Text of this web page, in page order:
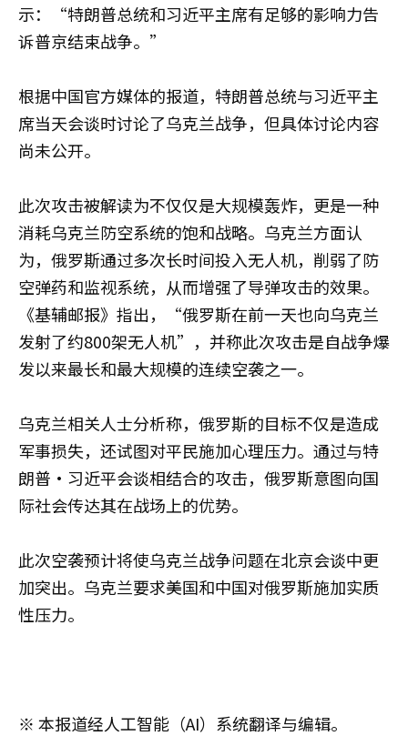
示：“特朗普总统和习近平主席有足够的影响力告
诉普京结束战争。”
根据中国官方媒体的报道，特朗普总统与习近平主
席当天会谈时讨论了乌克兰战争，但具体讨论内容
尚未公开。
此次攻击被解读为不仅仅是大规模轰炸，更是一种
消耗乌克兰防空系统的饱和战略。乌克兰方面认
为，俄罗斯通过多次长时间投入无人机，削弱了防
空弹药和监视系统，从而增强了导弹攻击的效果。
《基辅邮报》指出，“俄罗斯在前一天也向乌克兰
发射了约800架无人机”，并称此次攻击是自战争爆
发以来最长和最大规模的连续空袭之一。
乌克兰相关人士分析称，俄罗斯的目标不仅是造成
军事损失，还试图对平民施加心理压力。通过与特
朗普·习近平会谈相结合的攻击，俄罗斯意图向国
际社会传达其在战场上的优势。
此次空袭预计将使乌克兰战争问题在北京会谈中更
加突出。乌克兰要求美国和中国对俄罗斯施加实质
性压力。
※ 本报道经人工智能（AI）系统翻译与编辑。